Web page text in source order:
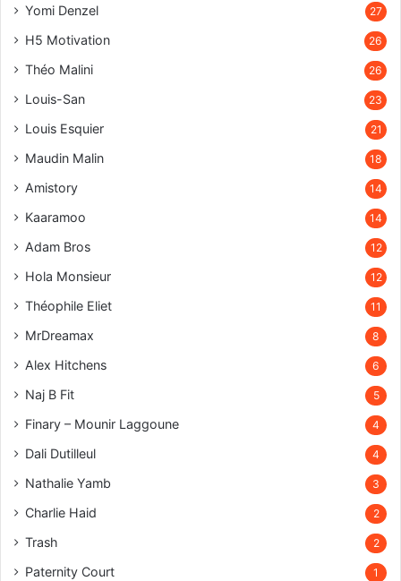
Yomi Denzel 27
H5 Motivation 26
Théo Malini 26
Louis-San 23
Louis Esquier 21
Maudin Malin 18
Amistory 14
Kaaramoo 14
Adam Bros 12
Hola Monsieur 12
Théophile Eliet 11
MrDreamax 8
Alex Hitchens 6
Naj B Fit 5
Finary – Mounir Laggoune 4
Dali Dutilleul 4
Nathalie Yamb 3
Charlie Haid 2
Trash 2
Paternity Court 1